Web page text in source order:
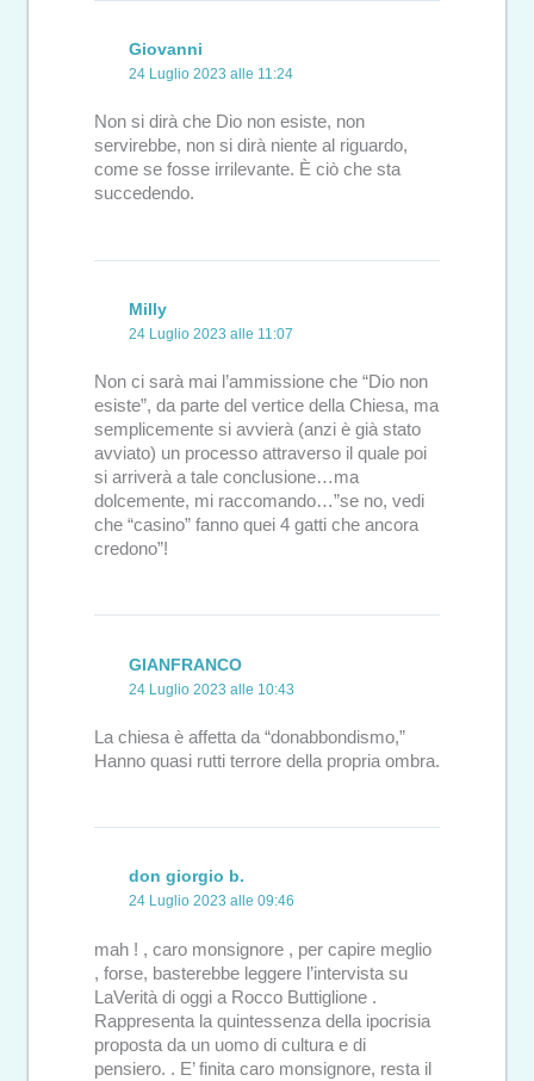
Giovanni
24 Luglio 2023 alle 11:24
Non si dirà che Dio non esiste, non
servirebbe, non si dirà niente al riguardo,
come se fosse irrilevante. È ciò che sta
succedendo.
Milly
24 Luglio 2023 alle 11:07
Non ci sarà mai l’ammissione che “Dio non
esiste”, da parte del vertice della Chiesa, ma
semplicemente si avvierà (anzi è già stato
avviato) un processo attraverso il quale poi
si arriverà a tale conclusione…ma
dolcemente, mi raccomando…”se no, vedi
che “casino” fanno quei 4 gatti che ancora
credono”!
GIANFRANCO
24 Luglio 2023 alle 10:43
La chiesa è affetta da “donabbondismo,”
Hanno quasi rutti terrore della propria ombra.
don giorgio b.
24 Luglio 2023 alle 09:46
mah ! , caro monsignore , per capire meglio
, forse, basterebbe leggere l’intervista su
LaVerità di oggi a Rocco Buttiglione .
Rappresenta la quintessenza della ipocrisia
proposta da un uomo di cultura e di
pensiero. . E’ finita caro monsignore, resta il